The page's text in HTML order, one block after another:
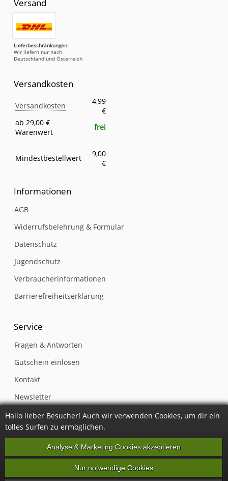
Versand
Lieferbeschränkungen:
Wir liefern nur nach
Deutschland und Österreich
Versandkosten
Eigenschaft
Versandkosten
4,99
€
ab 29,00 €
Warenwert
frei
Mindestbestellwert
9,00
€
Informationen
AGB
Widerrufsbelehrung & Formular
Datenschutz
Jugendschutz
Verbraucherinformationen
Barrierefreiheitserklärung
Service
Fragen & Antworten
Gutschein einlösen
Kontakt
Newsletter
Impressum
Vertrag widerrufen
Hallo lieber Besucher! Auch wir verwenden Cookies, um dir ein
tolles Surfen zu ermöglichen.
Analyse & Marketing Cookies akzeptieren
Nur notwendige Cookies